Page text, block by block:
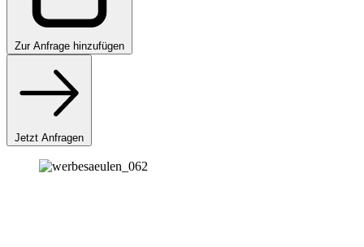
Zur Anfrage hinzufügen
Jetzt Anfragen